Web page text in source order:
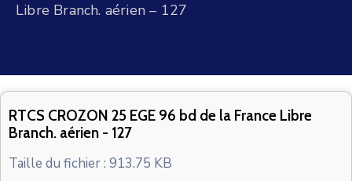
VOS
Libre Branch. aérien – 127
RTCS CROZON 25 EGE 96 bd de la France Libre
Branch. aérien - 127
Taille du fichier : 913.75 KB